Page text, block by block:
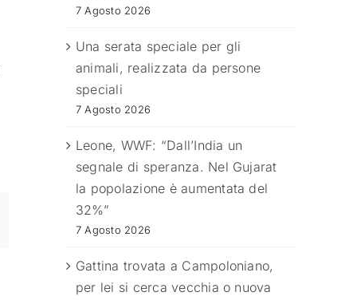
7 Agosto 2026
Una serata speciale per gli
animali, realizzata da persone
speciali
7 Agosto 2026
Leone, WWF: “Dall’India un
segnale di speranza. Nel Gujarat
la popolazione è aumentata del
32%”
7 Agosto 2026
Gattina trovata a Campoloniano,
per lei si cerca vecchia o nuova